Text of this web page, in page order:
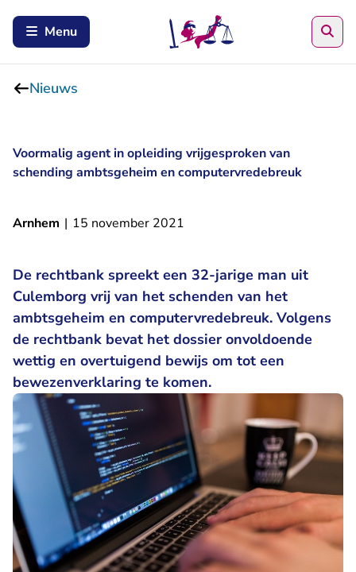
Menu
Nieuws
Voormalig agent in opleiding vrijgesproken van
schending ambtsgeheim en computervredebreuk
Arnhem | 15 november 2021
De rechtbank spreekt een 32-jarige man uit
Culemborg vrij van het schenden van het
ambtsgeheim en computervredebreuk. Volgens
de rechtbank bevat het dossier onvoldoende
wettig en overtuigend bewijs om tot een
bewezenverklaring te komen.